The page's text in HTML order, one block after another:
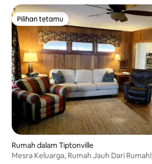
Pilihan tetamu
Pilihan tetamu
Rumah dalam Tiptonville
Mesra Keluarga, Rumah Jauh Dari Rumah!